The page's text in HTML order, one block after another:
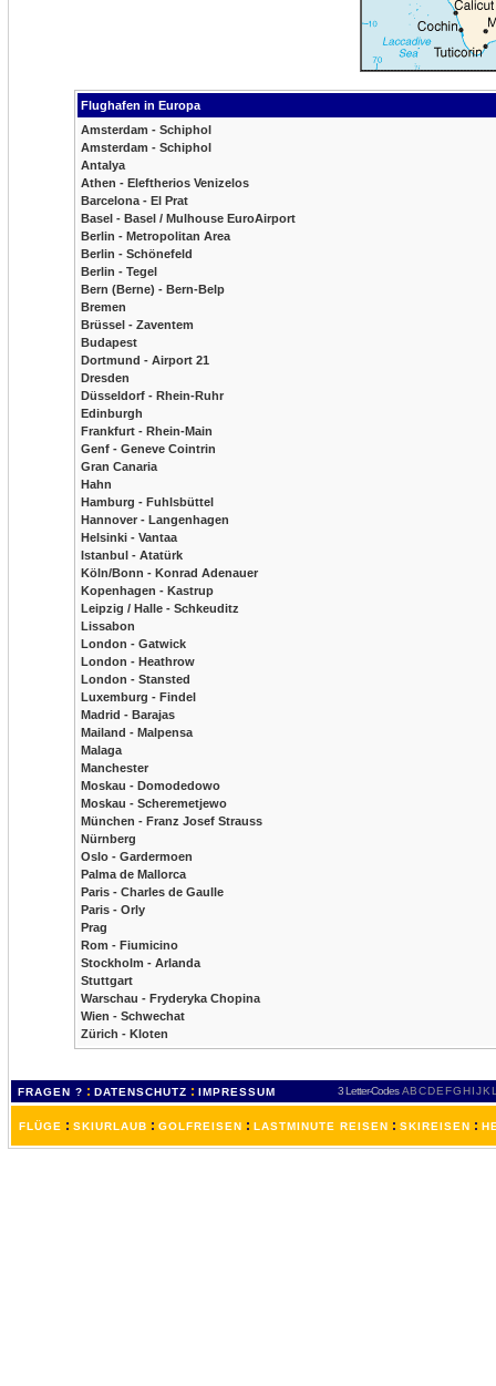
Flughafen in Europa
Amsterdam - Schiphol
Amsterdam - Schiphol
Antalya
Athen - Eleftherios Venizelos
Barcelona - El Prat
Basel - Basel / Mulhouse EuroAirport
Berlin - Metropolitan Area
Berlin - Schönefeld
Berlin - Tegel
Bern (Berne) - Bern-Belp
Bremen
Brüssel - Zaventem
Budapest
Dortmund - Airport 21
Dresden
Düsseldorf - Rhein-Ruhr
Edinburgh
Frankfurt - Rhein-Main
Genf - Geneve Cointrin
Gran Canaria
Hahn
Hamburg - Fuhlsbüttel
Hannover - Langenhagen
Helsinki - Vantaa
Istanbul - Atatürk
Köln/Bonn - Konrad Adenauer
Kopenhagen - Kastrup
Leipzig / Halle - Schkeuditz
Lissabon
London - Gatwick
London - Heathrow
London - Stansted
Luxemburg - Findel
Madrid - Barajas
Mailand - Malpensa
Malaga
Manchester
Moskau - Domodedowo
Moskau - Scheremetjewo
München - Franz Josef Strauss
Nürnberg
Oslo - Gardermoen
Palma de Mallorca
Paris - Charles de Gaulle
Paris - Orly
Prag
Rom - Fiumicino
Stockholm - Arlanda
Stuttgart
Warschau - Fryderyka Chopina
Wien - Schwechat
Zürich - Kloten
FRAGEN ? : DATENSCHUTZ : IMPRESSUM 3 Letter-Codes ABCDEFGH IJKL
FLÜGE : SKIURLAUB : GOLFREISEN : LASTMINUTE REISEN : SKIREISEN :